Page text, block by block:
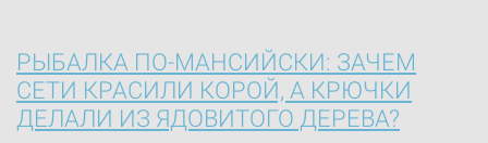
РЫБАЛКА ПО-МАНСИЙСКИ: ЗАЧЕМ
СЕТИ КРАСИЛИ КОРОЙ, А КРЮЧКИ
ДЕЛАЛИ ИЗ ЯДОВИТОГО ДЕРЕВА?